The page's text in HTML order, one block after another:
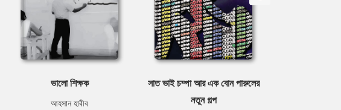
ভালো শিক্ষক
আহসান হাবীব
সাত ভাই চম্পা আর এক বােন পারুলের
নতুন গল্প